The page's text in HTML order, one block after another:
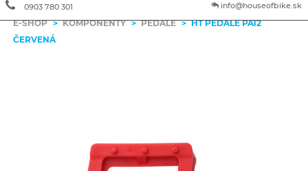
E-SHOP > KOMPONENTY > PEDÁLE > HT PEDÁLE PA12
ČERVENÁ
info@houseofbike.sk
0903 780 301